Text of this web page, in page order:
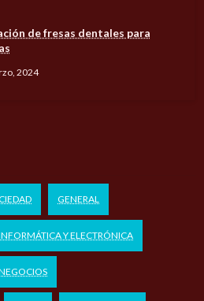
de fresas dentales para
2024
GENERAL
Y ELECTRÓNICA